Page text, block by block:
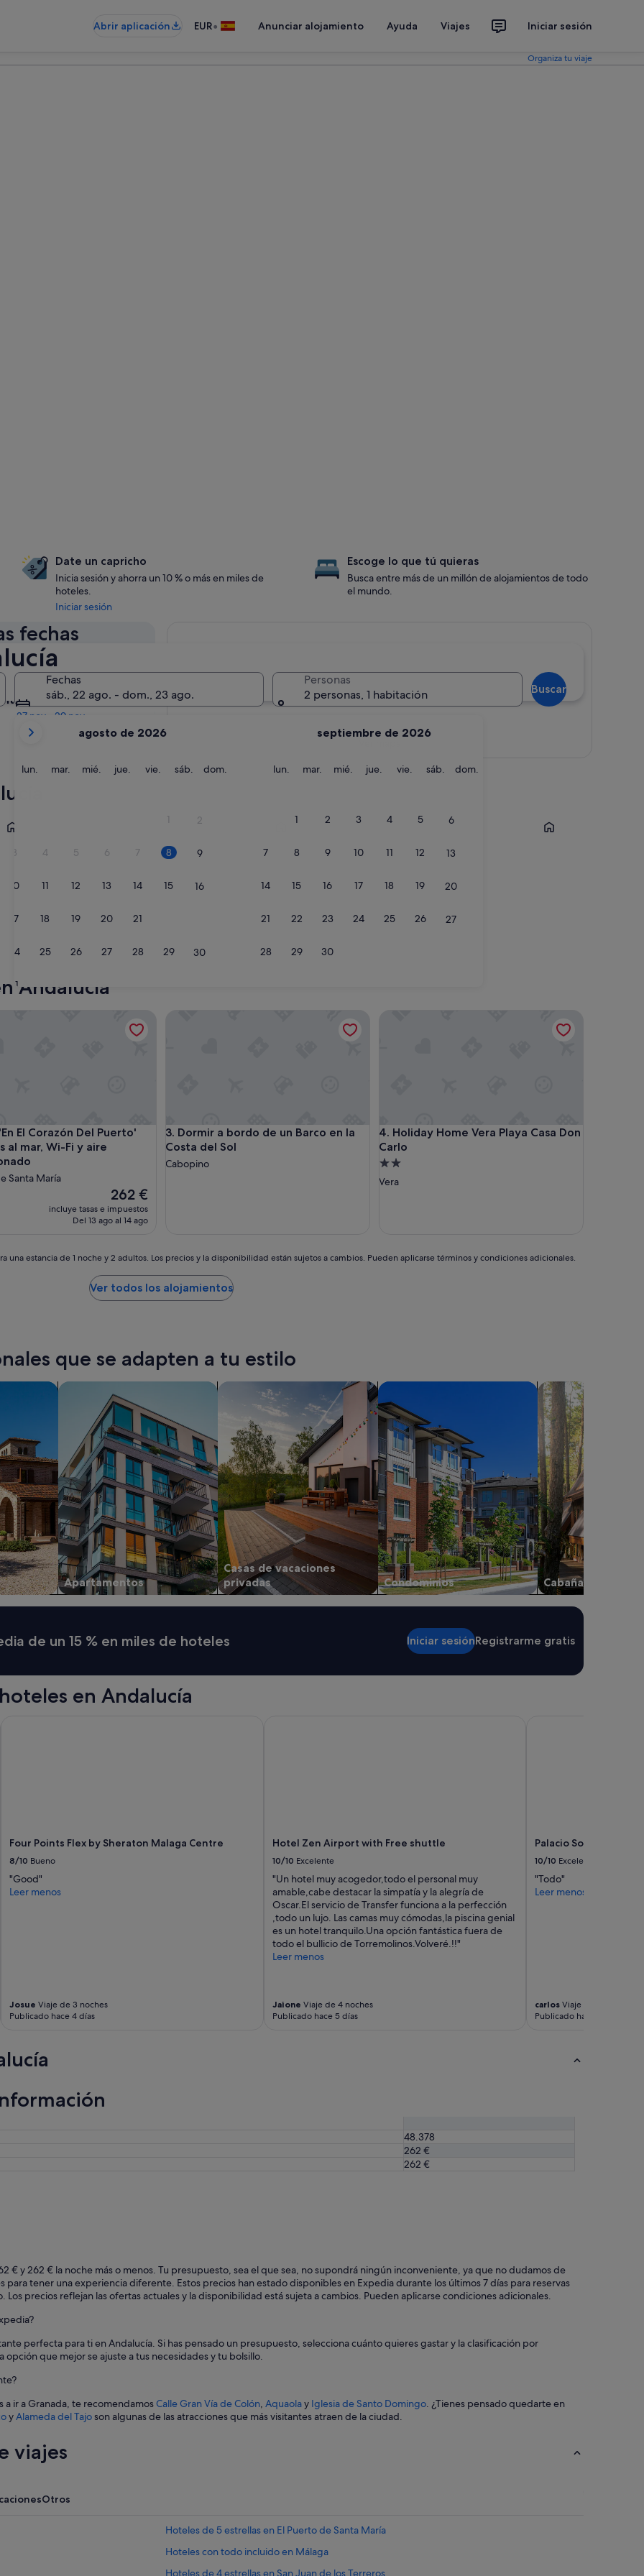
Abrir aplicación EUR• Anunciar alojamiento Ayuda Viajes Iniciar sesión
Organiza tu viaje
Fechas
sáb., 22 ago. - dom., 23 ago.
meses
son
de
y
de
agosto de 2026
lun. lunesmar. martes
mié. miércoles
jue. jueves
vie. viernes
sáb. sábado
dom.
1 2
3 4 5 6 7 8 9
10 11 12 13 14 15 16
17 18 19 20 21
24 25 26 27 28 29 30
31
septiembre de 2026
lun. lunesmar. martes
mié. miércoles
jue. jueves
vie. viernes
sáb. sábado
dom.
1 2 3 4 5 6
7 8 9 10 11 12 13
14 15 16 17 18 19 20
21 22 23 24 25 26 27
28 29 30
Personas
2 personas, 1 habitación
Buscar
Date un capricho
Inicia sesión y ahorra un 10 % o más en miles de
hoteles.
Iniciar sesión
Escoge lo que tú quieras
Busca entre más de un millón de alojamientos de todo
el mundo.
fechas
En dos meses
2 oct - 4 oct
de cuatro meses
27 nov - 29 nov
Sevilla Málaga Torremolinos
Andalucía
El Corazón Del Puerto'
al mar, Wi-Fi y aire
El Corazón Del Puerto' con vistas al mar, Wi-Fi y aire acondicionado
Santa María
El
precio
actual
262 €
262 €
incluye tasas e impuestos
Del 13 ago al 14 ago
3. Dormir a bordo de un Barco en la
Costa del Sol
Dormir a bordo de un Barco en la Costa del Sol
Cabopino
4. Holiday Home Vera Playa Casa Don
Carlo
Holiday Home Vera Playa Casa Don Carlo
Alojamiento
de
Vera
una estancia de 1 noche y 2 adultos. Los precios y la disponibilidad están sujetos a cambios. Pueden aplicarse términos y condiciones adicionales.
Ver todos los alojamientos
que se adapten a tu estilo
Apartamentos
Buscar apartamentos
Casas de vacaciones
privadas
buscar casas de vacaciones privadas
Condominios
Buscar condominios
Cabañas
Buscar cabañas
de un 15 % en miles de hoteles Iniciar sesiónRegistrarme gratis
en Andalucía
Four Points Flex by Sheraton Malaga Centre
8/10 Bueno
"Good"
Leer menos
Josue Viaje de 3 noches
Publicado hace 4 días
Hotel Zen Airport with Free shuttle
10/10 Excelente
"Un hotel muy acogedor,todo el personal muy
amable,cabe destacar la simpatía y la alegría de
Oscar.El servicio de Transfer funciona a la perfección
,todo un lujo. Las camas muy cómodas,la piscina genial
es un hotel tranquilo.Una opción fantástica fuera de
todo el bullicio de Torremolinos.Volveré.!!"
Leer menos
Jaione Viaje de 4 noches
Publicado hace 5 días
Palacio Solecio, a
10/10 Excelente
"Todo"
Leer menos
carlosViaje de 3 noches
Publicado hace 6 días
48.378
262 €
262 €
€ y 262 € la noche más o menos. Tu presupuesto, sea el que sea, no supondrá ningún inconveniente, ya que no dudamos de
tener una experiencia diferente. Estos precios han estado disponibles en Expedia durante los últimos 7 días para reservas
precios reflejan las ofertas actuales y la disponibilidad está sujeta a cambios. Pueden aplicarse condiciones adicionales.
perfecta para ti en Andalucía. Si has pensado un presupuesto, selecciona cuánto quieres gastar y la clasificación por
que mejor se ajuste a tus necesidades y tu bolsillo.
a ir a Granada, te recomendamosCalle Gran Vía de Colón, Aquaolay Iglesia de Santo Domingo. ¿Tienes pensado quedarte en
yAlameda del Tajoson algunas de las atracciones que más visitantes atraen de la ciudad.
viajes
Otros
Hoteles de 5 estrellas en El Puerto de Santa María
Hoteles con todo incluido en Málaga
Hoteles de 4 estrellas en San Juan de los Terreros